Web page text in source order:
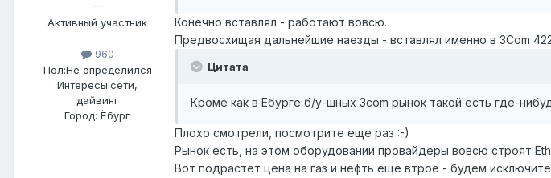
Активный участник
960
Пол:Не определился
Интересы:сети,
дайвинг
Город: Ёбург
Конечно вставлял - работают вовсю.
Предвосхищая дальнейшие наезды - вставлял именно в 3Com
Цитата
Кроме как в Ебурге б/у-шных 3com рынок такой есть где-
Плохо смотрели, посмотрите еще раз :-)
Рынок есть, на этом оборудовании провайдеры вовсю строят
Вот подрастет цена на газ и нефть еще втрое - будем